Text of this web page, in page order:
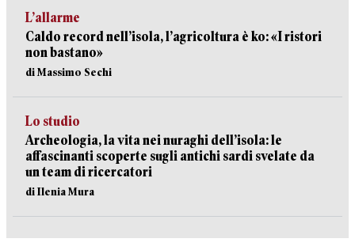
L’allarme
Caldo record nell’isola, l’agricoltura è ko: «I ristori
non bastano»
di Massimo Sechi
Lo studio
Archeologia, la vita nei nuraghi dell’isola: le
affascinanti scoperte sugli antichi sardi svelate da
un team di ricercatori
di Ilenia Mura